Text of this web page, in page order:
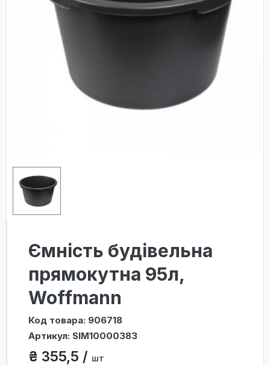
Ємність будівельна
прямокутна 95л,
Woffmann
Код товара: 906718
Артикул: SIM10000383
₴ 355,5 / шт